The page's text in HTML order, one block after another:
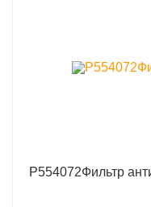
P554072Фильтр